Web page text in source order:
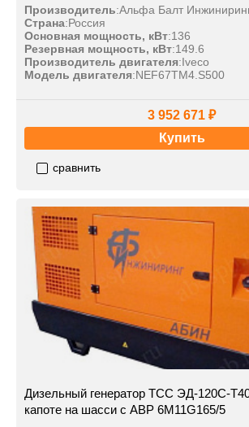
Производитель:Альфа Балт
Страна:Россия
Основная мощность, кВт:136
Резервная мощность, кВт:149.6
Производитель двигателя:Iveco
Модель двигателя:NEF67TM4.S500
3 952 671 ₽
Купить
сравнить
Дизельный генератор ТСС ЭД-120С-
капоте на шасси с АВР 6M11G165/5